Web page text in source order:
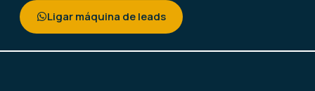
Ligar máquina de leads